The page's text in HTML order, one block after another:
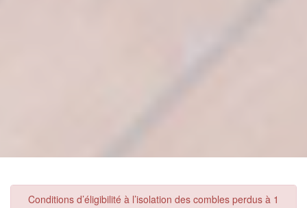
Conditions d’éligibilité à l’isolation des combles perdus à 1